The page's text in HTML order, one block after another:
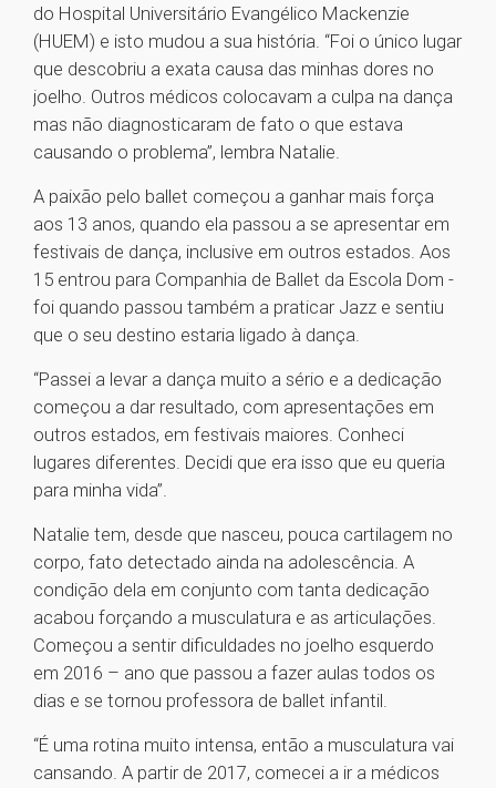
do Hospital Universitário Evangélico Mackenzie
(HUEM) e isto mudou a sua história. “Foi o único lugar
que descobriu a exata causa das minhas dores no
joelho. Outros médicos colocavam a culpa na dança
mas não diagnosticaram de fato o que estava
causando o problema”, lembra Natalie.
A paixão pelo ballet começou a ganhar mais força
aos 13 anos, quando ela passou a se apresentar em
festivais de dança, inclusive em outros estados. Aos
15 entrou para Companhia de Ballet da Escola Dom -
foi quando passou também a praticar Jazz e sentiu
que o seu destino estaria ligado à dança.
“Passei a levar a dança muito a sério e a dedicação
começou a dar resultado, com apresentações em
outros estados, em festivais maiores. Conheci
lugares diferentes. Decidi que era isso que eu queria
para minha vida”.
Natalie tem, desde que nasceu, pouca cartilagem no
corpo, fato detectado ainda na adolescência. A
condição dela em conjunto com tanta dedicação
acabou forçando a musculatura e as articulações.
Começou a sentir dificuldades no joelho esquerdo
em 2016 – ano que passou a fazer aulas todos os
dias e se tornou professora de ballet infantil.
“É uma rotina muito intensa, então a musculatura vai
cansando. A partir de 2017, comecei a ir a médicos